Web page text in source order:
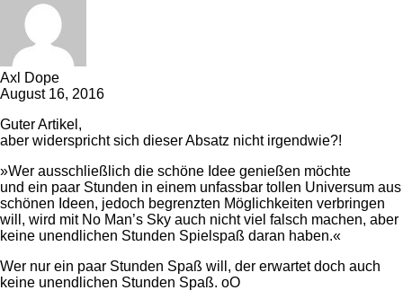
Axl Dope
August 16, 2016
Guter Artikel,
aber widerspricht sich dieser Absatz nicht irgendwie?!
»Wer ausschließlich die schöne Idee genießen möchte
und ein paar Stunden in einem unfassbar tollen Universum aus
schönen Ideen, jedoch begrenzten Möglichkeiten verbringen
will, wird mit No Man’s Sky auch nicht viel falsch machen, aber
keine unendlichen Stunden Spielspaß daran haben.«
Wer nur ein paar Stunden Spaß will, der erwartet doch auch
keine unendlichen Stunden Spaß. oO